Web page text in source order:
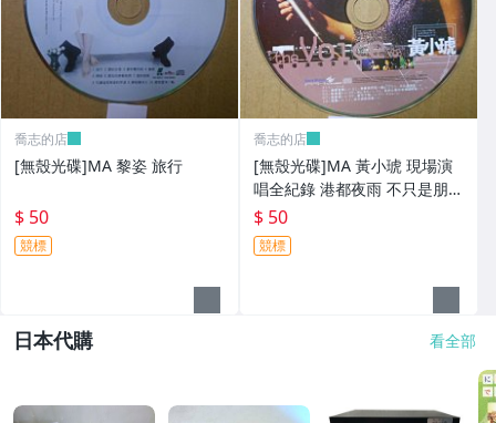
喬志的店
[無殼光碟]MA 黎姿 旅行
$ 50
競標
喬志的店
[無殼光碟]MA 黃小琥 現場演
唱全紀錄 港都夜雨 不只是朋友
我要我們在一起
$ 50
競標
日本代購 看全部